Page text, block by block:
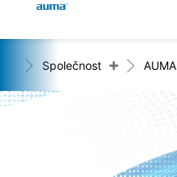
Produkty
Global
Asie a Pacifik
Vyhledávání
Společnost + AUMA